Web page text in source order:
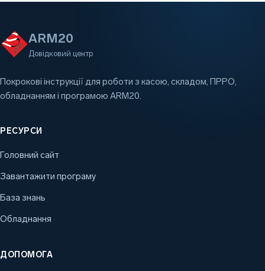
ARM20
Довідковий центр
Покрокові інструкції для роботи з касою, складом, ПРРО,
обладнанням і програмою ARM20.
РЕСУРСИ
Головний сайт
Завантажити програму
База знань
Обладнання
ДОПОМОГА